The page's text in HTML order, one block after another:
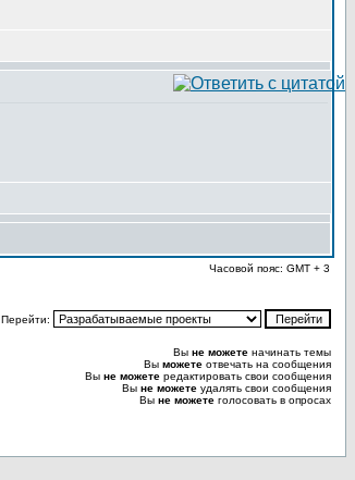
Часовой пояс: GMT + 3
Перейти:
Вы не можете начинать темы
Вы можете отвечать на сообщения
Вы не можете редактировать свои сообщения
Вы не можете удалять свои сообщения
Вы не можете голосовать в опросах